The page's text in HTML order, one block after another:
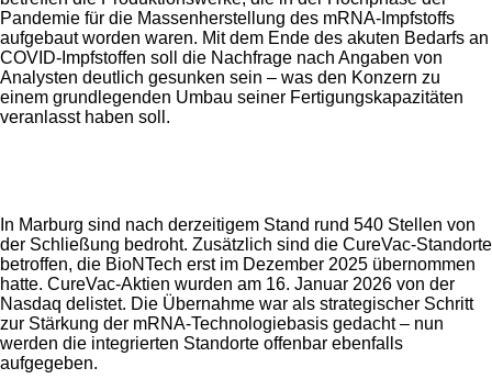
Pandemie für die Massenherstellung des mRNA-Impfstoffs
aufgebaut worden waren. Mit dem Ende des akuten Bedarfs an
COVID-Impfstoffen soll die Nachfrage nach Angaben von
Analysten deutlich gesunken sein – was den Konzern zu
einem grundlegenden Umbau seiner Fertigungskapazitäten
veranlasst haben soll.
In Marburg sind nach derzeitigem Stand rund 540 Stellen von
der Schließung bedroht. Zusätzlich sind die CureVac-Standorte
betroffen, die BioNTech erst im Dezember 2025 übernommen
hatte. CureVac-Aktien wurden am 16. Januar 2026 von der
Nasdaq delistet. Die Übernahme war als strategischer Schritt
zur Stärkung der mRNA-Technologiebasis gedacht – nun
werden die integrierten Standorte offenbar ebenfalls
aufgegeben.